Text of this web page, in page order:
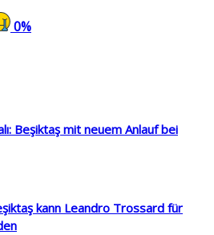
0%
Beşiktaş mit neuem Anlauf bei
kann Leandro Trossard für